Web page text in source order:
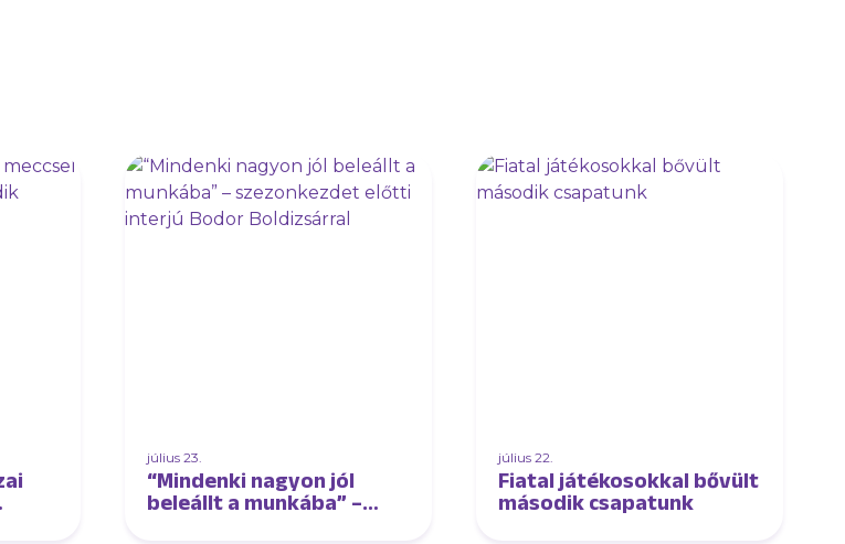
július 23.
“Mindenki nagyon jól
beleállt a munkába” –
július 22.
Fiatal játékosokkal bővült
második csapatunk